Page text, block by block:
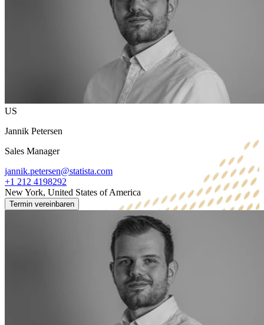
US
Jannik Petersen
Sales Manager
jannik.petersen@statista.com
+1 212 4198292
New York, United States of America
Termin vereinbaren